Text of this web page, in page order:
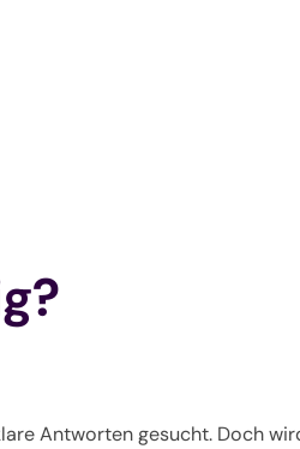
Antworten gesucht. Doch